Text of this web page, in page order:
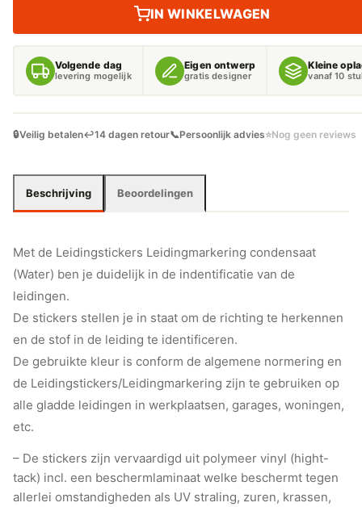
IN WINKELWAGEN
Volgende dag
levering mogelijk
Eigen ontwerp
gratis designer
Kleine
vanaf 10
🔒Veilig betalen↩️14 dagen retour📞Persoonlijk advies⭐Nog geen reviews
Beschrijving Beoordelingen
Met de Leidingstickers Leidingmarkering condensaat
(Water) ben je duidelijk in de indentificatie van de
leidingen.
De stickers stellen je in staat om de richting te herkennen
en de stof in de leiding te identificeren.
De gebruikte kleur is conform de algemene normering en
de Leidingstickers/Leidingmarkering zijn te gebruiken op
alle gladde leidingen in werkplaatsen, garages, woningen,
etc.
– De stickers zijn vervaardigd uit polymeer vinyl (hight-
tack) incl. een beschermlaminaat welke beschermt tegen
allerlei omstandigheden als UV straling, zuren, krassen,